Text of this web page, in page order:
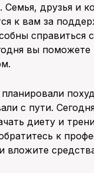
Семья, друзья и
к вам за
справиться
вы
с пути.
диету и
к
вложите